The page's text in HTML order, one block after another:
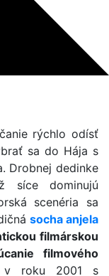
rýchlo odísť
sa do Hája s
Drobnej dedinke
síce dominujú
scenéria sa
socha anjela
filmárskou
filmového
v roku 2001 s